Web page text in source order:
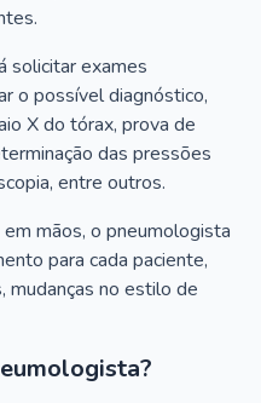
solicitar exames
o possível diagnóstico,
X do tórax, prova de
das pressões
entre outros.
mãos, o pneumologista
para cada paciente,
mudanças no estilo de